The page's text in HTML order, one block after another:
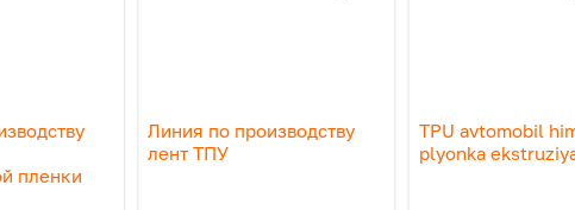
пленки
Линия по производству
лент ТПУ
TPU avtomobil
plyonka